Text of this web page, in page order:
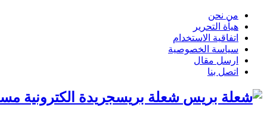
من نحن
هيأة التحرير
اتفاقية الاستخدام
سياسة الخصوصية
ارسل مقال
اتصل بنا
شعلة بريسجريدة الكترونية